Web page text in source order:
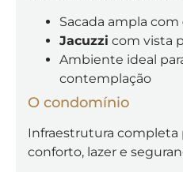
Sacada ampla com
Jacuzzi com vista
Ambiente ideal
contemplação
O condomínio
Infraestrutura completa
conforto, lazer e